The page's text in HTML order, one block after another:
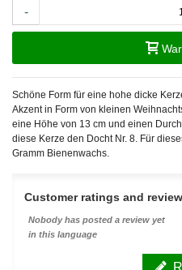
-
Schöne Form für eine hohe dicke
Akzent in Form von kleinen
eine Höhe von 13 cm und einen
diese Kerze den Docht Nr. 8. Für
Gramm Bienenwachs.
Customer ratings and
Nobody has posted a review yet
in this language